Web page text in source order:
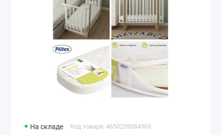
На складе Код товара: 4650259584965